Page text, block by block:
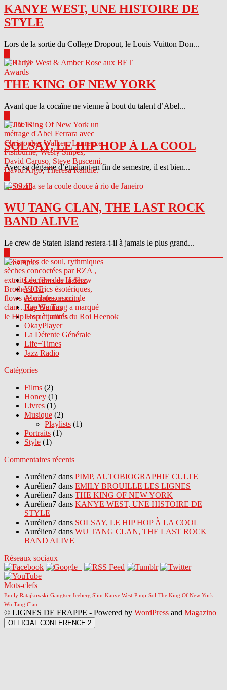
KANYE WEST, UNE HISTOIRE DE
STYLE
Lors de la sortie du College Dropout, le Louis Vuitton Don...
04.11.13
THE KING OF NEW YORK
Avant que la cocaïne ne vienne à bout du talent d’Abel...
04.10.13
SOLSAY, LE HIP HOP À LA COOL
Avec sa dégaine d’étudiant en fin de semestre, il est bien...
04.09.13
WU TANG CLAN, THE LAST ROCK
BAND ALIVE
Le crew de Staten Island restera-t-il à jamais le plus grand...
Sites Amis
Le crew des Haterz
VICE
Abcdrduson.com
Rap Genius
Les actualités du Roi Heenok
OkayPlayer
La Détente Générale
Life+Times
Jazz Radio
Catégories
Films (2)
Honey (1)
Livres (1)
Musique (2)
Playlists (1)
Portraits (1)
Style (1)
Commentaires récents
Aurélien7 dans PIMP, AUTOBIOGRAPHIE CULTE
Aurélien7 dans EMILY BROUILLE LES LIGNES
Aurélien7 dans THE KING OF NEW YORK
Aurélien7 dans KANYE WEST, UNE HISTOIRE DE
STYLE
Aurélien7 dans SOLSAY, LE HIP HOP À LA COOL
Aurélien7 dans WU TANG CLAN, THE LAST ROCK
BAND ALIVE
Réseaux sociaux
Mots-clefs
Emily Ratajkowski Gangtser Iceberg Slim Kanye West Pimp Sol The King Of New York
Wu Tang Clan
© LIGNES DE FRAPPE - Powered by WordPress and Magazino
OFFICIAL CONFERENCE 2